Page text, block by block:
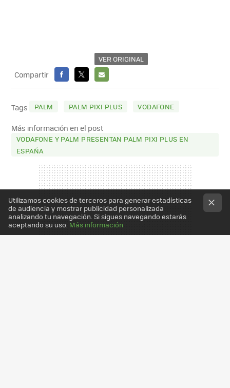
VER ORIGINAL
Compartir
FACEBOOK
X
E-
MAIL
Tags PALM PALM PIXI PLUS VODAFONE
Más información en el post
VODAFONE Y PALM PRESENTAN PALM PIXI PLUS EN
ESPAÑA
Utilizamos cookies de terceros para generar estadísticas
de audiencia y mostrar publicidad personalizada
analizando tu navegación. Si sigues navegando estarás
aceptando su uso. Más información